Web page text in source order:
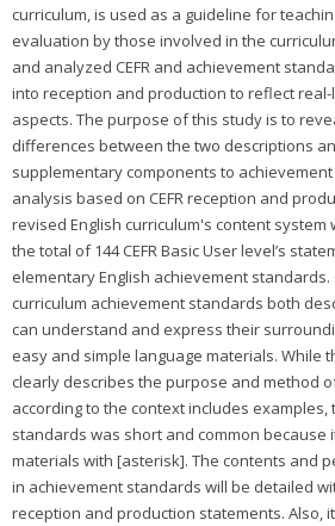
curriculum, is used as a guideline for
evaluation by those involved in the
and analyzed CEFR and achievement
into reception and production to reflect
aspects. The purpose of this study is to
differences between the two descriptions
supplementary components to
analysis based on CEFR reception and
revised English curriculum's content system
the total of 144 CEFR Basic User level’s
elementary English achievement standards.
curriculum achievement standards both
can understand and express their
easy and simple language materials. While
clearly describes the purpose and method
according to the context includes
standards was short and common because
materials with [asterisk]. The contents and
in achievement standards will be detailed
reception and production statements. Also,